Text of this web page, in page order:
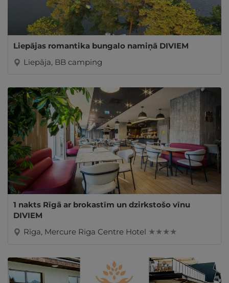
Liepājas romantika bungalo namiņā DIVIEM
Liepāja, BB camping
1 nakts Rīgā ar brokastīm un dzirkstošo vīnu
DIVIEM
Rīga, Mercure Riga Centre Hotel ★ ★ ★ ★